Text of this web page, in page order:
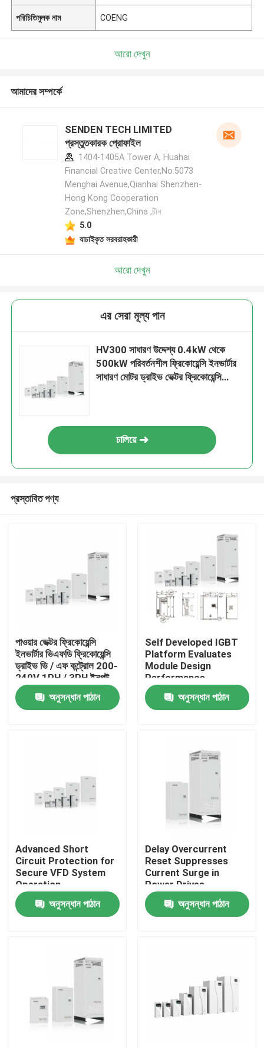
বাড়ি
কারখানা পরিদর্শন
গুণমান নিয়ন্ত্রণ
একটি উদ্ধৃতি অনুরোধ করুন
পরিচিতিমুলক নাম COENG
আরো দেখুন
আমাদের সম্পর্কে
SENDEN TECH LIMITED
প্রস্তুতকারক প্রোফাইল
1404-1405A Tower A, Huahai
Financial Creative Center,No.5073
Menghai Avenue,Qianhai Shenzhen-
Hong Kong Cooperation
Zone,Shenzhen,China ,চীন
5.0
যাচাইকৃত সরবরাহকারী
আরো দেখুন
এর সেরা মূল্য পান
HV300 সাধারণ উদ্দেশ্য 0.4kW থেকে
500kW পরিবর্তনশীল ফ্রিকোয়েন্সি ইনভার্টার
সাধারণ মোটর ড্রাইভ ভেক্টর ফ্রিকোয়েন্সি
চালিয়ে
প্রস্তাবিত পণ্য
পাওয়ার ভেক্টর ফ্রিকোয়েন্সি
ইনভার্টার ভিএফডি ফ্রিকোয়েন্সি
ড্রাইভ ভি / এফ কন্ট্রোল 200-
240V 1PH / 3PH ইনপুট
ভোল্টেজ নিম্ন কম্পন
অনুসন্ধান পাঠান
Self Developed IGBT
Platform Evaluates
Module Design
Performance
অনুসন্ধান পাঠান
Advanced Short
Circuit Protection for
Secure VFD System
Operation
অনুসন্ধান পাঠান
Delay Overcurrent
Reset Suppresses
Current Surge in
Power Drives
অনুসন্ধান পাঠান